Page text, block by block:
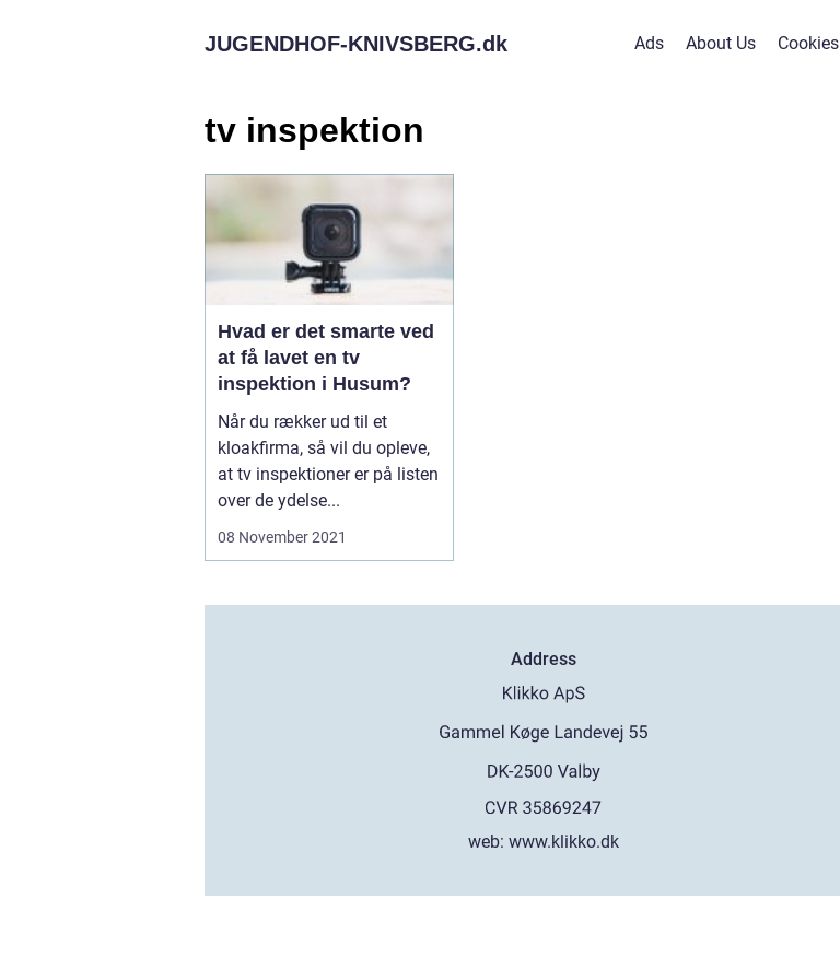
JUGENDHOF-KNIVSBERG.dk Ads About Us Cookies
tv inspektion
Hvad er det smarte ved
at få lavet en tv
inspektion i Husum?
Når du rækker ud til et
kloakfirma, så vil du opleve,
at tv inspektioner er på listen
over de ydelse...
08 November 2021
Address
web:www.klikko.dk